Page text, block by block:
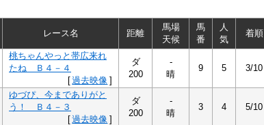
レース名 距離
馬場
天候
馬
番
人
気
着順
桃ちゃんやっと帯広来れ
たね Ｂ４－４
[過去映像 ]
ダ
200
-
晴
9 5 3/10
ゆづぴ、今までありがと
う！ Ｂ４－３
[過去映像 ]
ダ
200
-
晴
3 4 5/10